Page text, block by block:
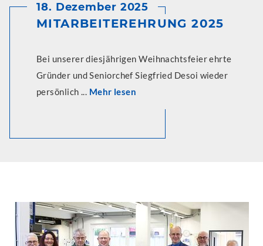
18. Dezember 2025
MITARBEITEREHRUNG 2025
Bei unserer diesjährigen Weihnachtsfeier ehrte
Gründer und Seniorchef Siegfried Desoi wieder
persönlich ... Mehr lesen